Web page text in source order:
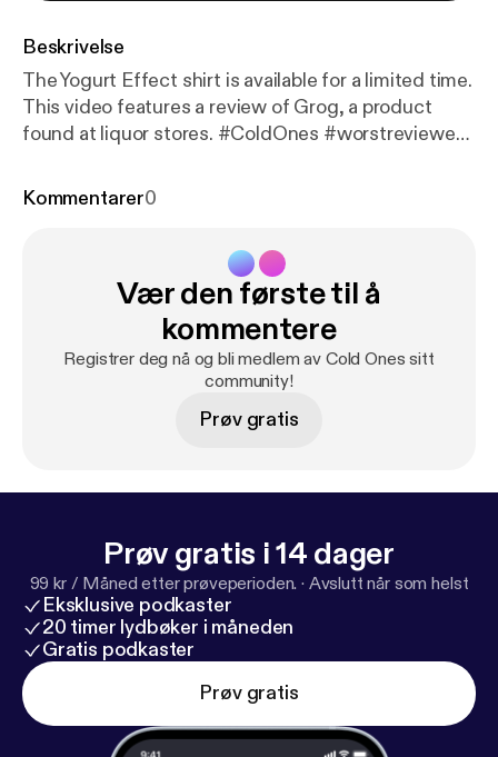
Beskrivelse
The Yogurt Effect shirt is available for a limited time.
This video features a review of Grog, a product
found at liquor stores. #ColdOnes #worstreviewed
megaphone.fm/adchoices [
Kommentarer0
Vær den første til å
kommentere
Registrer deg nå og bli medlem av Cold Ones sitt
community!
Prøv gratis
Prøv gratis i 14 dager
99 kr / Måned etter prøveperioden. · Avslutt når som helst
Eksklusive podkaster
20 timer lydbøker i måneden
Gratis podkaster
Prøv gratis